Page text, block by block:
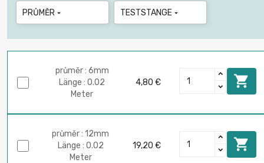
PRŮMĚR  TESTSTANGE 
průměr : 6mm
Länge : 0.02
Meter
4,80 € 
průměr : 12mm
Länge : 0.02
Meter
19,20 € 